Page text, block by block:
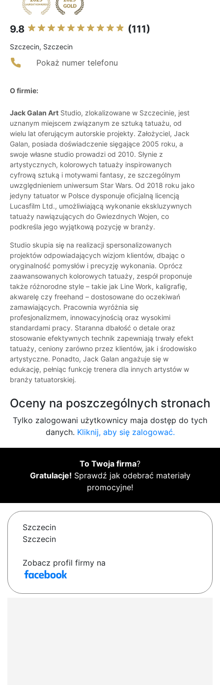
9.8 (111)
Szczecin, Szczecin
Pokaż numer telefonu
O firmie:
Jack Galan Art Studio, zlokalizowane w Szczecinie, jest
uznanym miejscem związanym ze sztuką tatuażu, od
wielu lat oferującym autorskie projekty. Założyciel, Jack
Galan, posiada doświadczenie sięgające 2005 roku, a
swoje własne studio prowadzi od 2010. Słynie z
artystycznych, kolorowych tatuaży inspirowanych
cyfrową sztuką i motywami fantasy, ze szczególnym
uwzględnieniem uniwersum Star Wars. Od 2018 roku jako
jedyny tatuator w Polsce dysponuje oficjalną licencją
Lucasfilm Ltd., umożliwiającą wykonanie ekskluzywnych
tatuaży nawiązujących do Gwiezdnych Wojen, co
podkreśla jego wyjątkową pozycję w branży.
Studio skupia się na realizacji spersonalizowanych
projektów odpowiadających wizjom klientów, dbając o
oryginalność pomysłów i precyzję wykonania. Oprócz
zaawansowanych kolorowych tatuaży, zespół proponuje
także różnorodne style – takie jak Line Work, kaligrafię,
akwarelę czy freehand – dostosowane do oczekiwań
zamawiających. Pracownia wyróżnia się
profesjonalizmem, innowacyjnością oraz wysokimi
standardami pracy. Staranna dbałość o detale oraz
stosowanie efektywnych technik zapewniają trwały efekt
tatuaży, ceniony zarówno przez klientów, jak i środowisko
artystyczne. Ponadto, Jack Galan angażuje się w
edukację, pełniąc funkcję trenera dla innych artystów w
branży tatuatorskiej.
Oceny na poszczególnych stronach
Tylko zalogowani użytkownicy maja dostęp do tych
danych. Kliknij, aby się zalogować.
To Twoja firma?
Gratulacje! Sprawdź jak odebrać materiały
promocyjne!
Szczecin
Szczecin
Zobacz profil firmy na